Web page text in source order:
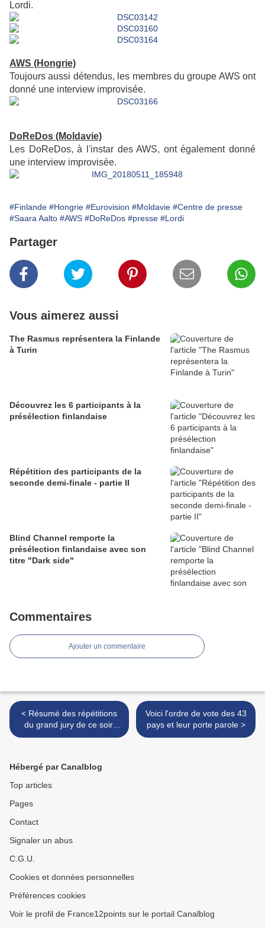
Lordi.
AWS (Hongrie)
Toujours aussi détendus, les membres du groupe AWS ont
donné une interview improvisée.
DoReDos (Moldavie)
Les DoReDos, à l'instar des AWS, ont également donné
une interview improvisée.
#Finlande #Hongrie #Eurovision #Moldavie #Centre de presse
#Saara Aalto #AWS #DoReDos #presse #Lordi
Partager
Vous aimerez aussi
The Rasmus représentera la Finlande
à Turin
Découvrez les 6 participants à la
présélection finlandaise
Répétition des participants de la
seconde demi-finale - partie II
Blind Channel remporte la
présélection finlandaise avec son
titre "Dark side"
Commentaires
Ajouter un commentaire
< Résumé des répétitions
du grand jury de ce soir,
pour la finale (vidéo et
Voici l'ordre de vote des 43
pays et leur porte parole >
Hébergé par Canalblog
Top articles
Pages
Contact
Signaler un abus
C.G.U.
Cookies et données personnelles
Préférences cookies
Voir le profil de France12points sur le portail Canalblog